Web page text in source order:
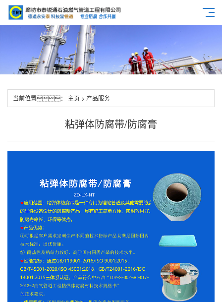
当前位置： 主页 > 产品服务
粘弹体防腐带/防腐膏